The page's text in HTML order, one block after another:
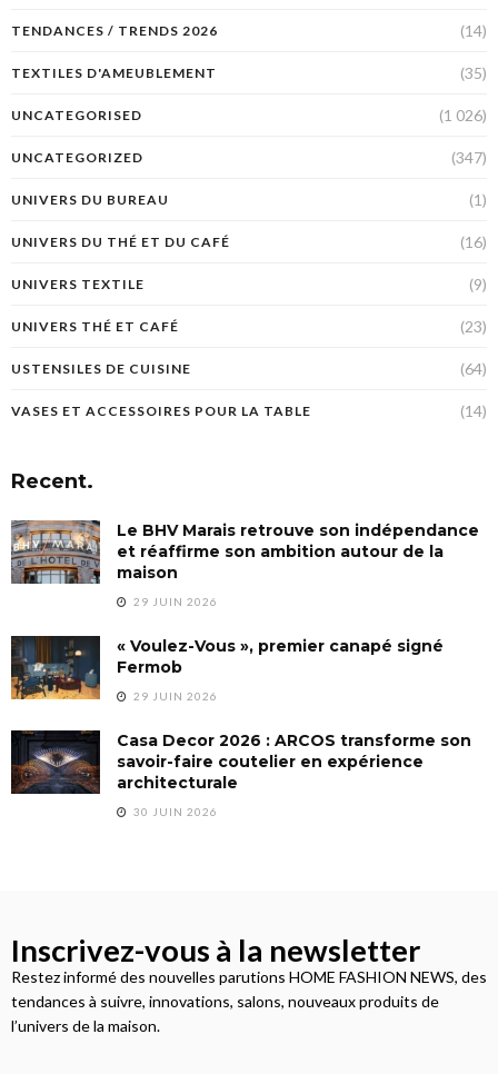
TENDANCES / TRENDS 2026 (14)
TEXTILES D'AMEUBLEMENT (35)
UNCATEGORISED (1 026)
UNCATEGORIZED (347)
UNIVERS DU BUREAU (1)
UNIVERS DU THÉ ET DU CAFÉ (16)
UNIVERS TEXTILE (9)
UNIVERS THÉ ET CAFÉ (23)
USTENSILES DE CUISINE (64)
VASES ET ACCESSOIRES POUR LA TABLE (14)
Recent.
Le BHV Marais retrouve son indépendance
et réaffirme son ambition autour de la
maison
29 JUIN 2026
« Voulez-Vous », premier canapé signé
Fermob
29 JUIN 2026
Casa Decor 2026 : ARCOS transforme son
savoir-faire coutelier en expérience
architecturale
30 JUIN 2026
Inscrivez-vous à la newsletter
Restez informé des nouvelles parutions HOME FASHION NEWS, des
tendances à suivre, innovations, salons, nouveaux produits de
l’univers de la maison.